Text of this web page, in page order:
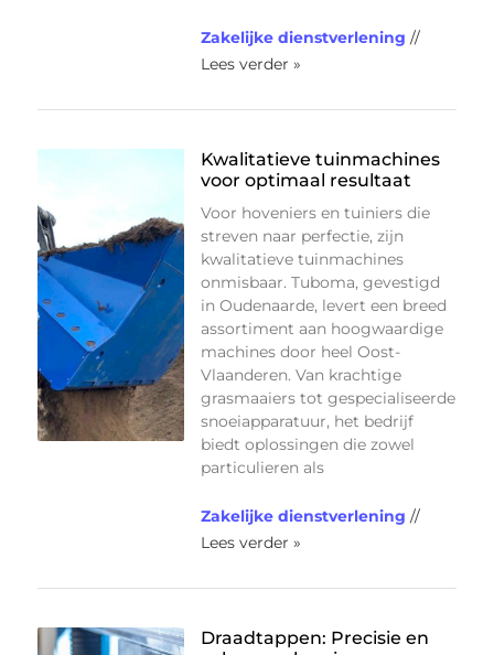
Zakelijke dienstverlening //
Lees verder »
Kwalitatieve tuinmachines
voor optimaal resultaat
Voor hoveniers en tuiniers die
streven naar perfectie, zijn
kwalitatieve tuinmachines
onmisbaar. Tuboma, gevestigd
in Oudenaarde, levert een breed
assortiment aan hoogwaardige
machines door heel Oost-
Vlaanderen. Van krachtige
grasmaaiers tot gespecialiseerde
snoeiapparatuur, het bedrijf
biedt oplossingen die zowel
particulieren als
Zakelijke dienstverlening //
Lees verder »
Draadtappen: Precisie en